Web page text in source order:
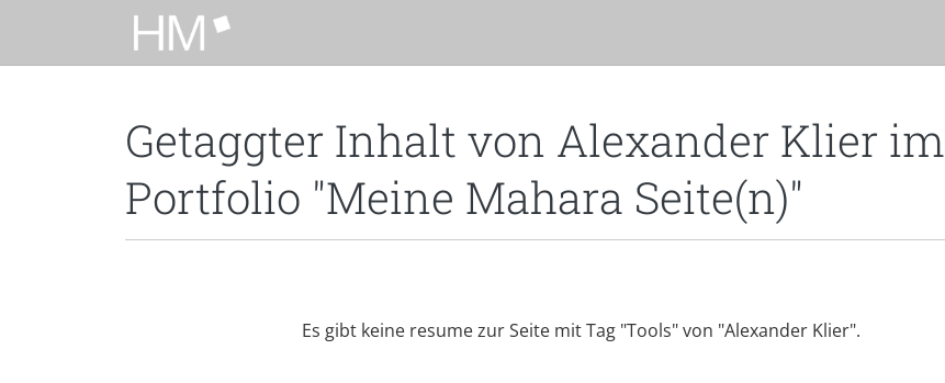
Zum Hauptinhalt zurückspringen
Getaggter Inhalt von Alexander Klier im
Portfolio "Meine Mahara Seite(n)"
Es gibt keine resume zur Seite mit Tag "Tools" von "Alexander Klier".